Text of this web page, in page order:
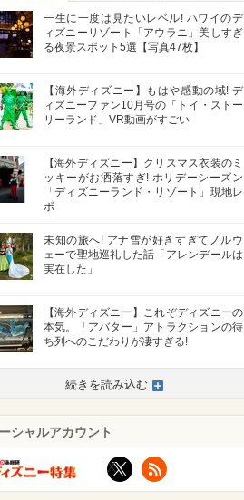
一生に一度は見たいレベル! ハワイのデ
ィズニーリゾート「アウラニ」美しすぎ
る夜景スポット5選【写真47枚】
【海外ディズニー】もはや感動の域! デ
ィズニーファン10月号の「トイ・ストー
リーランド」VR動画がすごい
【海外ディズニー】クリスマス衣装のミ
ッキーがお洒落すぎ! ホリデーシーズン
「ディズニーランド・リゾート」現地レ
ポ
未知の旅へ! アナ雪が好きすぎてノルウ
ェーで聖地巡礼した話「アレンデールは
実在した」
【海外ディズニー】これぞディズニーの
本気。「アバター」アトラクションの待
ち列へのこだわりが凄すぎる!
続きを読み込む
シャルアカウント
X